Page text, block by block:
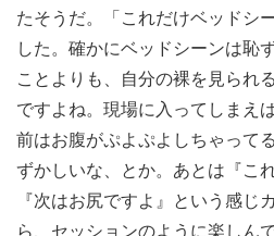
たそうだ。「これだけベッドシ
した。確かにベッドシーンは恥
ことよりも、自分の裸を見られ
ですよね。現場に入ってしまえ
前はお腹がぷよぷよしちゃって
ずかしいな、とか。あとは『こ
『次はお尻ですよ』という感じ
ら、セッションのように楽しん